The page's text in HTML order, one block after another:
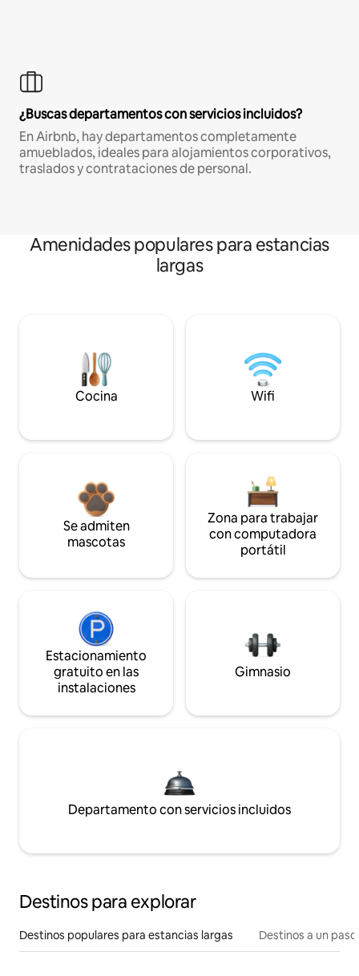
¿Buscas departamentos con servicios incluidos?
En Airbnb, hay departamentos completamente
amueblados, ideales para alojamientos corporativos,
traslados y contrataciones de personal.
Amenidades populares para estancias
largas
Cocina Wifi
Se admiten
mascotas
Zona para trabajar
con computadora
portátil
Estacionamiento
gratuito en las
instalaciones
Gimnasio
Departamento con servicios incluidos
Destinos para explorar
Destinos populares para estancias largas Destinos a un